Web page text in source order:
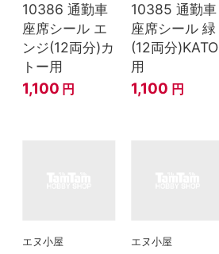
10386 通勤車
座席シール エ
ンジ(12両分)カ
トー用
1,100 円
10385 通勤車
座席シール 緑
(12両分)KATO
用
1,100 円
エヌ小屋 エヌ小屋